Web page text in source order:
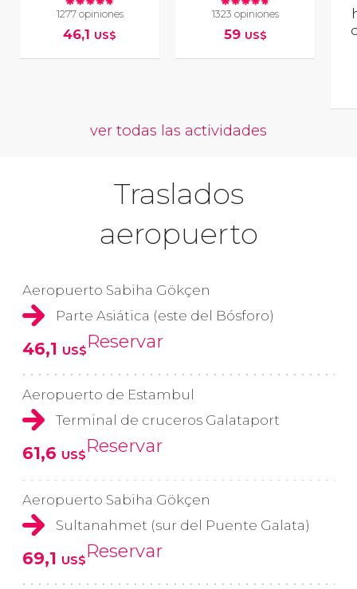
1277 opiniones
46,1 US$
1323 opiniones
59 US$
ver todas las actividades
Traslados
aeropuerto
Aeropuerto Sabiha Gökçen
Parte Asiática (este del Bósforo)
46,1 US$Reservar
Aeropuerto de Estambul
Terminal de cruceros Galataport
61,6 US$Reservar
Aeropuerto Sabiha Gökçen
Sultanahmet (sur del Puente Galata)
69,1 US$Reservar